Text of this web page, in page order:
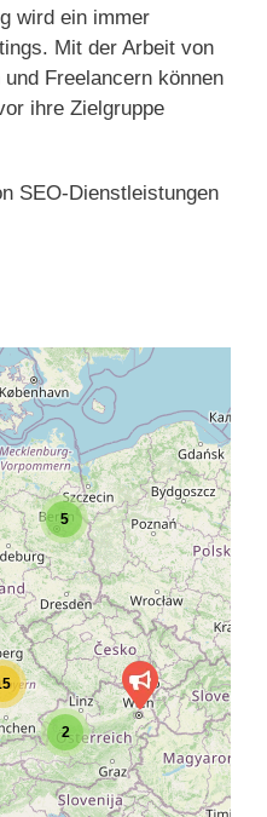
wird ein immer
Mit der Arbeit von
Freelancern können
ihre Zielgruppe
SEO-Dienstleistungen
2
5